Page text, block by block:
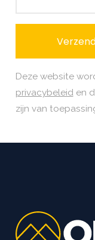
Deze website
privacybeleiden
zijn van